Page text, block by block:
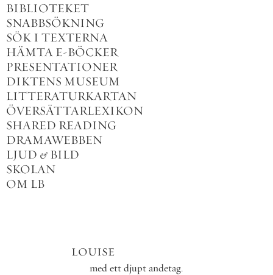
BIBLIOTEKET
SNABBSÖKNING
SÖK I TEXTERNA
HÄMTA E-BÖCKER
PRESENTATIONER
DIKTENS MUSEUM
LITTERATURKARTAN
ÖVERSÄTTARLEXIKON
SHARED READING
DRAMAWEBBEN
LJUD & BILD
SKOLAN
OM LB
LOUISE
medettdjuptandetag.